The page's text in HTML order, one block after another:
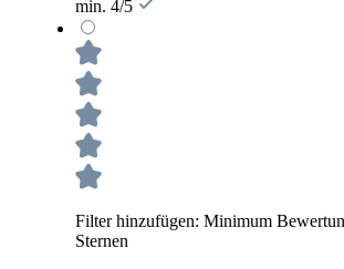
min. 4/5
Filter hinzufügen: Minimum
Sternen